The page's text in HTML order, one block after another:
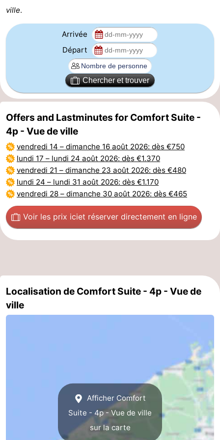
et
manger
Événements
Pratiques
Route
-
Stationnement
-
Tram
du
littoral
Adresses
Médicales
Région
Zeeuws-
Vlaanderen
-
Nieuwvliet
-
Nature
Flandre-
ville.
Arrivée
Départ
Chercher et trouver
Offers and Lastminutes for Comfort Suite -
4p - Vue de ville
vendredi 14 – dimanche 16 août 2026: dès €750
lundi 17 – lundi 24 août 2026: dès €1.370
vendredi 21 – dimanche 23 août 2026: dès €480
lundi 24 – lundi 31 août 2026: dès €1.170
vendredi 28 – dimanche 30 août 2026: dès €465
Voir les prix iciet réserver directement en ligne
Localisation de Comfort Suite - 4p - Vue de
ville
Afficher Comfort
Suite - 4p - Vue de ville
sur la carte